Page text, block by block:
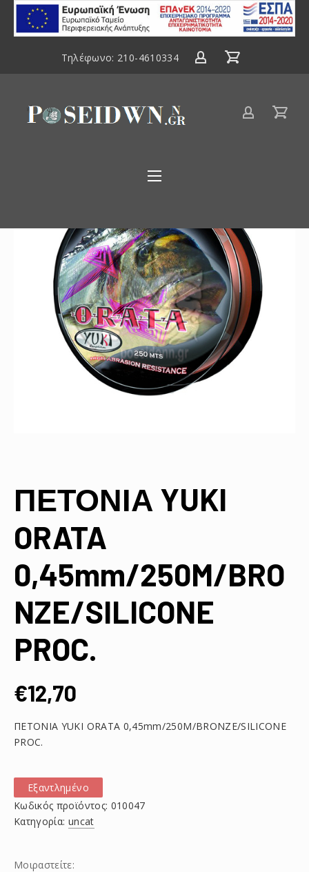
ΕΣΠΑ
2014-
2020
Τηλέφωνο: 210-4610334
Είδη
ΠΕΤΟΝΙΑ YUKI
ORATA
0,45mm/250M/BRO
NZE/SILICONE
PROC.
€12,70
ΠΕΤΟΝΙΑ YUKI ORATA 0,45mm/250M/BRONZE/SILICONE
PROC.
Εξαντλημένο
Κωδικός προϊόντος: 010047
Κατηγορία: uncat
Μοιραστείτε: